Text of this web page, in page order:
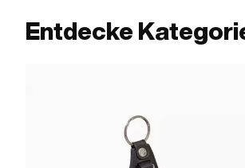
Entdecke